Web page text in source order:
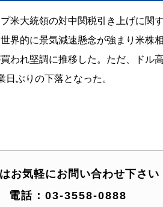
米大統領の対中関税引き上げに関
界的に景気減速懸念が強まり米株
われ堅調に推移した。ただ、ドル
日ぶり の下落となった。
お気軽にお問い合わせ下さい
電話： 03-3558-0888